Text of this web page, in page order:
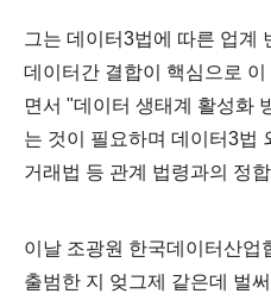
그는 데이터3법에 따른 업계
데이터간 결합이 핵심으로
면서 "데이터 생태계 활성화
는 것이 필요하며 데이터3법
거래법 등 관계 법령과의 정
이날 조광원 한국데이터산
출범한 지 엊그제 같은데 벌